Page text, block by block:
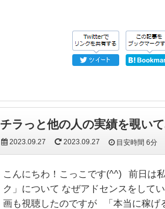
チラっと他の人の実績を覗い
2023.09.27 2023.09.27 目安時間6分
こんにちわ！こっこです(^^) 前日は
ク」について なぜアドセンスをし
画も視聴したのですが 「本当に稼げ